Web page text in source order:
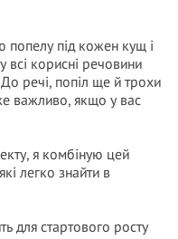
під кожен кущ і
всі корисні речовини
речі, попіл ще й трохи
важливо, якщо у вас
я комбіную цей
легко знайти в
для стартового росту